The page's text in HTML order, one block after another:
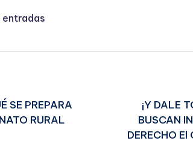
SE PREPARA
RURAL
¡Y DALE
BUSCAN
DERECHO El